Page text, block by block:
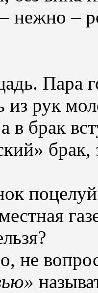
нежно –
Пара
из рук
а в брак
брак,
поцелуй
не